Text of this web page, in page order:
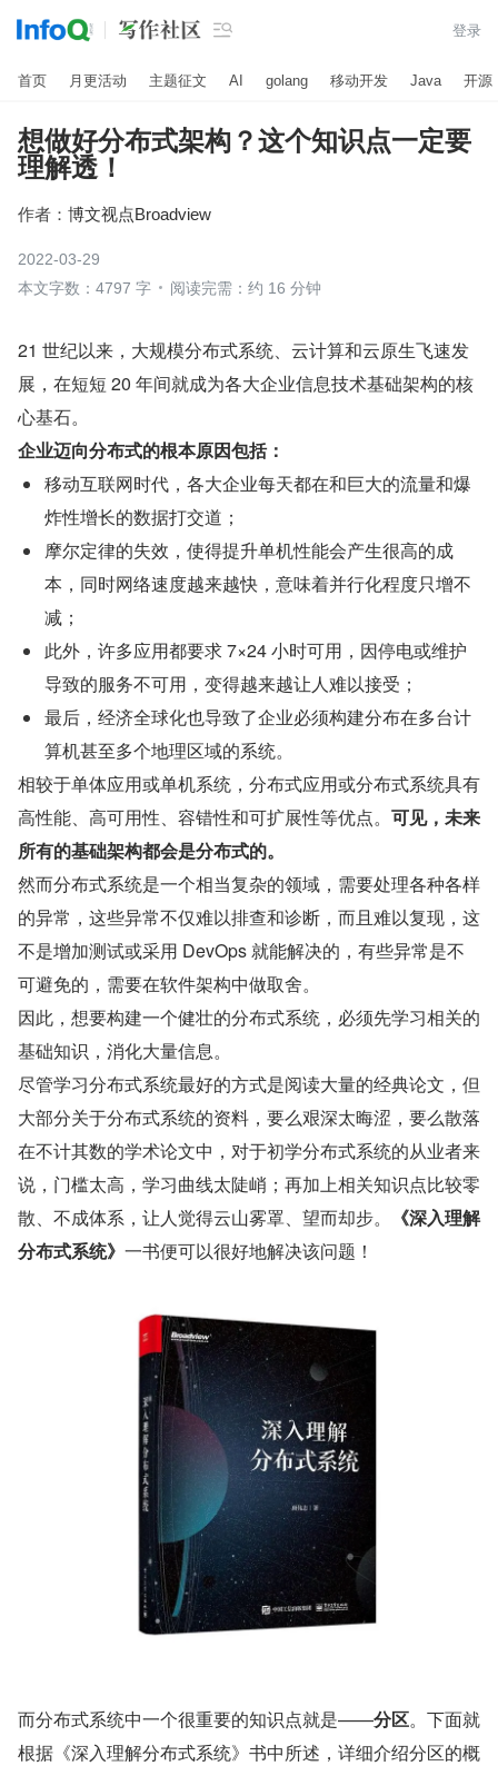
 登录
首页 月更活动 主题征文 AI golang 移动开发 Java 开源
想做好分布式架构？这个知识点一定要
理解透！
作者： 博文视点Broadview
2022-03-29
本文字数：4797 字
阅读完需：约 16 分钟
21 世纪以来，大规模分布式系统、云计算和云原生飞速发
展，在短短 20 年间就成为各大企业信息技术基础架构的核
心基石。
企业迈向分布式的根本原因包括：
移动互联网时代，各大企业每天都在和巨大的流量和爆
炸性增长的数据打交道；
摩尔定律的失效，使得提升单机性能会产生很高的成
本，同时网络速度越来越快，意味着并行化程度只增不
减；
此外，许多应用都要求 7×24 小时可用，因停电或维护
导致的服务不可用，变得越来越让人难以接受；
最后，经济全球化也导致了企业必须构建分布在多台计
算机甚至多个地理区域的系统。
相较于单体应用或单机系统，分布式应用或分布式系统具有
高性能、高可用性、容错性和可扩展性等优点。 可见，未来
所有的基础架构都会是分布式的。
然而分布式系统是一个相当复杂的领域，需要处理各种各样
的异常，这些异常不仅难以排查和诊断，而且难以复现，这
不是增加测试或采用 DevOps 就能解决的，有些异常是不
可避免的，需要在软件架构中做取舍。
因此，想要构建一个健壮的分布式系统，必须先学习相关的
基础知识，消化大量信息。
尽管学习分布式系统最好的方式是阅读大量的经典论文，但
大部分关于分布式系统的资料，要么艰深太晦涩，要么散落
在不计其数的学术论文中，对于初学分布式系统的从业者来
说，门槛太高，学习曲线太陡峭；再加上相关知识点比较零
散、不成体系，让人觉得云山雾罩、望而却步。
《深入理解
分布式系统》 一书便可以很好地解决该问题！
而分布式系统中一个很重要的知识点就是——分区。下面就
根据《深入理解分布式系统》书中所述，详细介绍分区的概